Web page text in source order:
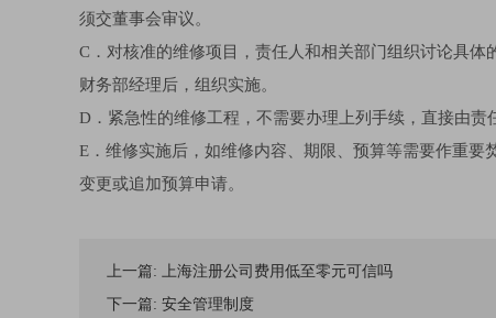
须交董事会审议。
C．对核准的维修项目，责任人和相关部门组织讨论具
财务部经理后，组织实施。
D．紧急性的维修工程，不需要办理上列手续，直接由责
E．维修实施后，如维修内容、期限、预算等需要作重
变更或追加预算申请。
上一篇: 上海注册公司费用低至零元可信吗
下一篇: 安全管理制度